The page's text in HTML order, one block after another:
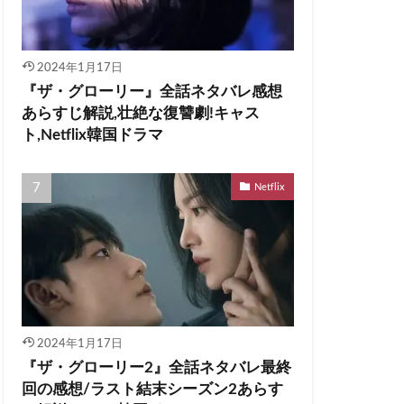
2024年1月17日
『ザ・グローリー』全話ネタバレ感想
あらすじ解説,壮絶な復讐劇!キャス
ト,Netflix韓国ドラマ
Netflix
2024年1月17日
『ザ・グローリー2』全話ネタバレ最終
回の感想/ラスト結末シーズン2あらす